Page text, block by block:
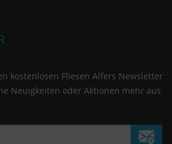
kostenlosen Fliesen Alfers Newsletter
Neuigkeiten oder Aktionen mehr aus